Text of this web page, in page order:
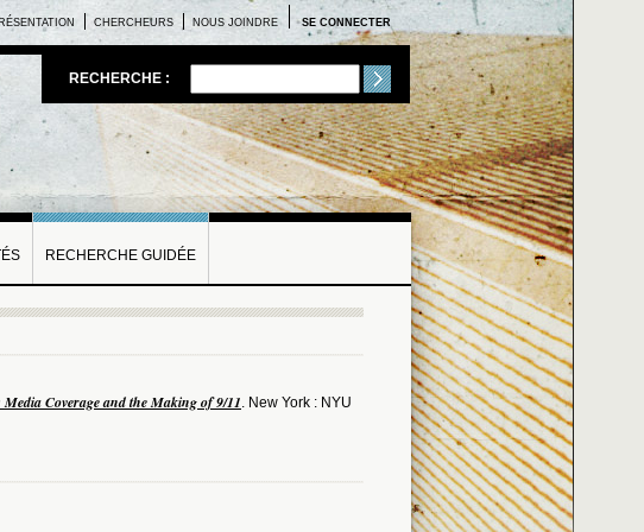
SE CONNECTER
CHERCHEURS NOUS JOINDRE
RECHERCHE :
RECHERCHE GUIDÉE
Coverage and the Making of 9/11. New York : NYU